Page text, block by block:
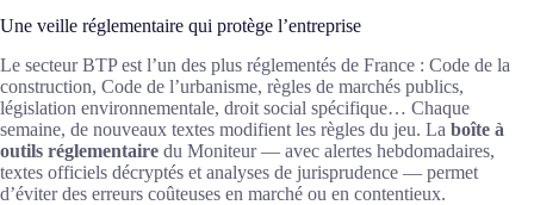
Une veille réglementaire qui protège l’entreprise
Le secteur BTP est l’un des plus réglementés de France : Code de la
construction, Code de l’urbanisme, règles de marchés publics,
législation environnementale, droit social spécifique… Chaque
semaine, de nouveaux textes modifient les règles du jeu. La boîte à
outils réglementaire du Moniteur — avec alertes hebdomadaires,
textes officiels décryptés et analyses de jurisprudence — permet
d’éviter des erreurs coûteuses en marché ou en contentieux.